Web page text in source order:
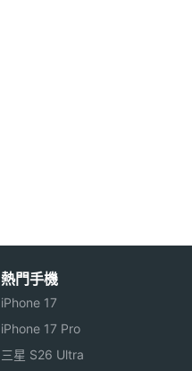
熱門手機
iPhone 17
iPhone 17 Pro
三星 S26 Ultra